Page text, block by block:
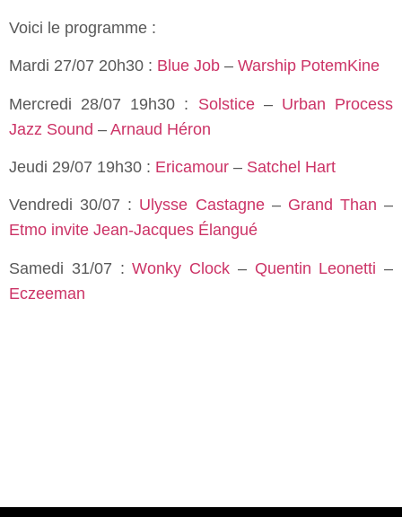
Voici le programme :
Mardi 27/07 20h30 : Blue Job – Warship PotemKine
Mercredi 28/07 19h30 : Solstice– Urban Process
Jazz Sound – Arnaud Héron
Jeudi 29/07 19h30 : Ericamour – Satchel Hart
Vendredi 30/07 : Ulysse Castagne– Grand Than –
Etmo invite Jean-Jacques Élangué
Samedi 31/07 :Wonky Clock – Quentin Leonetti –
Eczeeman